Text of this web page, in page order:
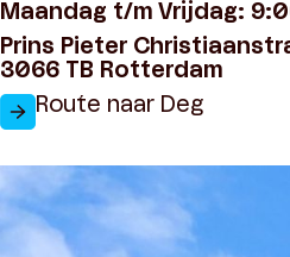
Maandag t/m Vrijdag:
Prins Pieter
3066 TB Rotterdam
Route naar Deg